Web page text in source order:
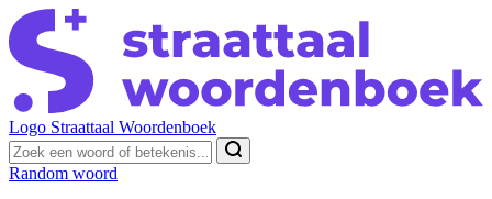
Logo Straattaal Woordenboek
Random woord